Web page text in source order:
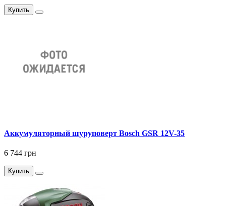
Купить
Аккумуляторный шуруповерт Bosch GSR 12V-35
6 744 грн
Купить